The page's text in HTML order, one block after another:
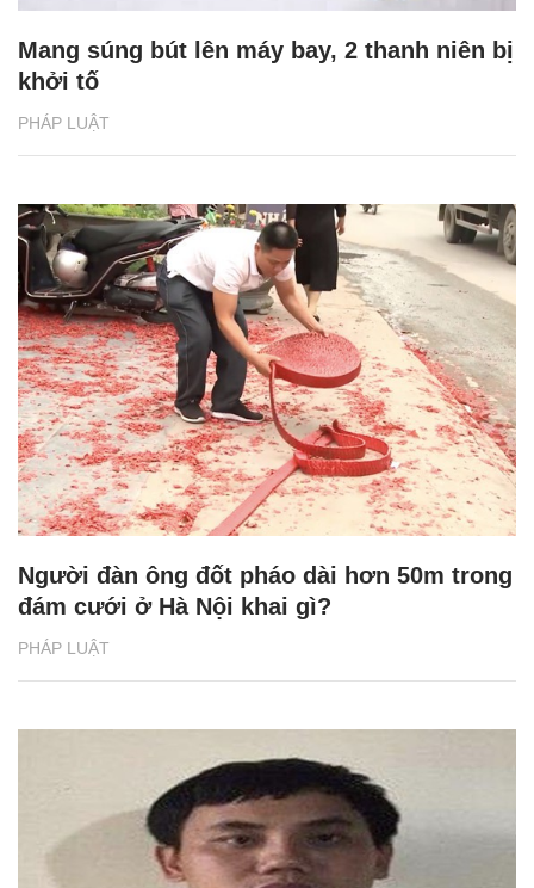
PHÁP LUẬT
Mang súng bút lên máy bay, 2 thanh niên bị
khởi tố
PHÁP LUẬT
Người đàn ông đốt pháo dài hơn 50m trong
đám cưới ở Hà Nội khai gì?